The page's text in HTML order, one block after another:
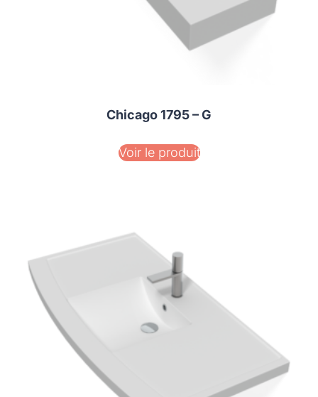
Chicago 1795 – G
Voir le produit